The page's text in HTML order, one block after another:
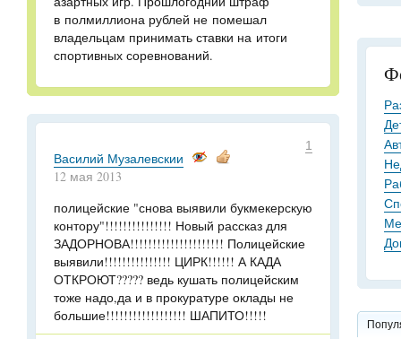
в полмиллиона рублей не помешал
владельцам принимать ставки на итоги
спортивных соревнований.
1
Василий Музалевскии
12 мая 2013
полицейские "снова выявили букмекерскую
контору"!!!!!!!!!!!!!!! Новый рассказ для
ЗАДОРНОВА!!!!!!!!!!!!!!!!!!!!! Полицейские
выявили!!!!!!!!!!!!!!! ЦИРК!!!!!! А КАДА
ОТКРОЮТ????? ведь кушать полицейским
тоже надо,да и в прокуратуре оклады не
большие!!!!!!!!!!!!!!!!!! ШАПИТО!!!!!